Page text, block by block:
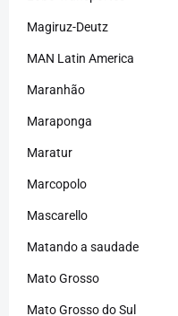
Magiruz-Deutz
MAN Latin America
Maranhão
Maraponga
Maratur
Marcopolo
Mascarello
Matando a saudade
Mato Grosso
Mato Grosso do Sul